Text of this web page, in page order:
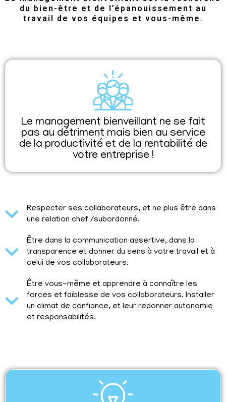
du bien-être et de l’épanouissement au
travail de vos équipes et vous-même.
Le management bienveillant ne se fait
pas au détriment mais bien au service
de la productivité et de la rentabilité de
votre entreprise !
Respecter ses collaborateurs, et ne plus être dans
une relation chef /subordonné.
Être dans la communication assertive, dans la
transparence et donner du sens à votre travail et à
celui de vos collaborateurs.
Être vous-même et apprendre à connaître les
forces et faiblesse de vos collaborateurs. Installer
un climat de confiance, et leur redonner autonomie
et responsabilités.